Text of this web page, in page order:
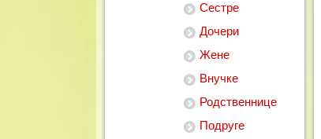
Сестре
Дочери
Жене
Внучке
Родственнице
Подруге